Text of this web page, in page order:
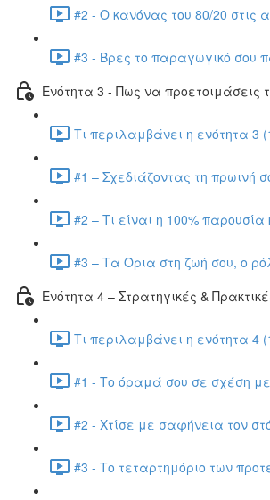
#2 - Ο κανόνας του 80/20 στις
#3 - Βρες το παραγωγικό σου
Ενότητα 3 - Πως να προετοιμάσεις
Τι περιλαμβάνει η ενότητα 3
#1 – Σχεδιάζοντας τη πρωινή
#2 – Τι είναι η 100%
#3 – Τα Όρια στη ζωή σου, ο
Ενότητα 4 – Στρατηγικές &
Τι περιλαμβάνει η ενότητα 4
#1 - Το όραμά σου σε σχέση
#2 - Χτίσε με σαφήνεια τον
#3 - Το τεταρτημόριο των